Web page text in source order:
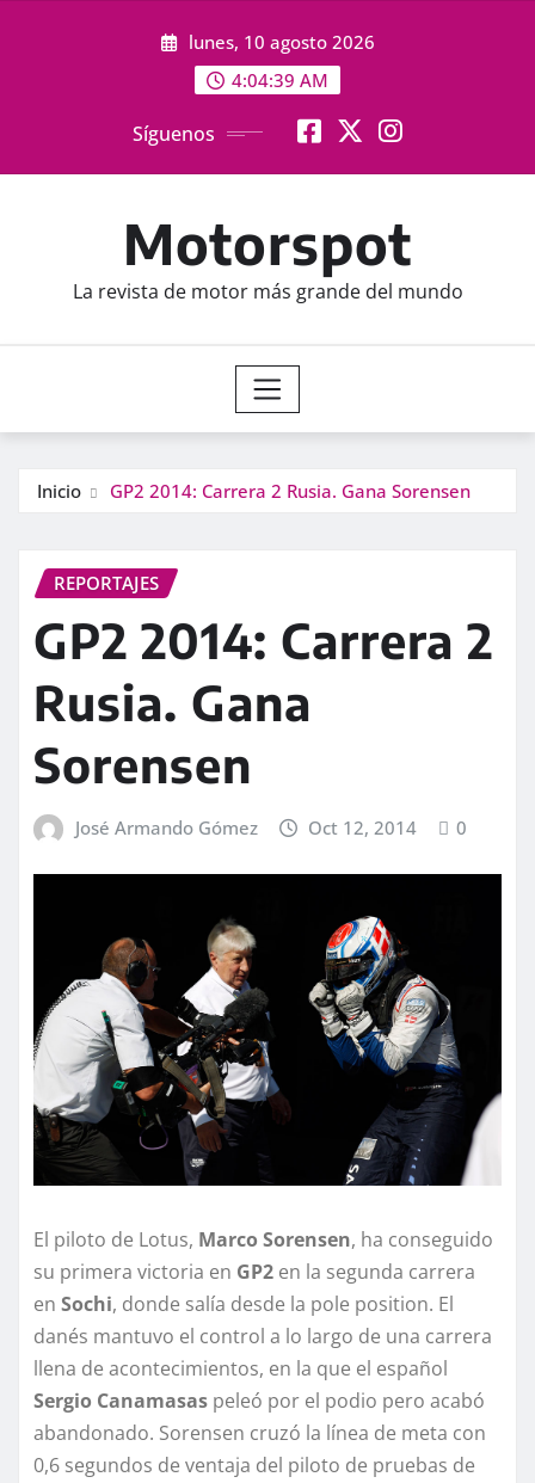
lunes, 10 agosto 2026
4:04:39 AM
Síguenos
Motorspot
La revista de motor más grande del mundo
Inicio GP2 2014: Carrera 2 Rusia. Gana Sorensen
REPORTAJES
GP2 2014: Carrera 2
Rusia. Gana
Sorensen
José Armando Gómez Oct 12, 2014 0
El piloto de Lotus, Marco Sorensen, ha conseguido
su primera victoria en GP2 en la segunda carrera
en Sochi, donde salía desde la pole position. El
danés mantuvo el control a lo largo de una carrera
llena de acontecimientos, en la que el español
Sergio Canamasas peleó por el podio pero acabó
abandonado. Sorensen cruzó la línea de meta con
0,6 segundos de ventaja del piloto de pruebas de